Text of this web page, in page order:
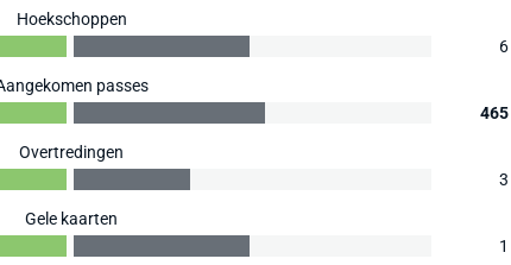
Hoekschoppen
6
passes
465
Overtredingen
3
Gele kaarten
1